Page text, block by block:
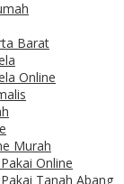
Barat
Online
Murah
Online
Tanah Abang